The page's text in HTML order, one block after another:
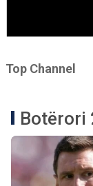
Top Channel
Botërori